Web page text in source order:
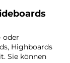
oder
Highboards
Sie können